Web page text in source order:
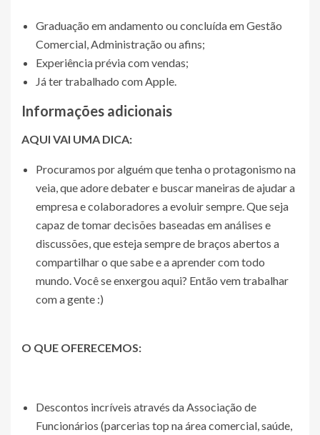
Graduação em andamento ou concluída em Gestão
Comercial, Administração ou afins;
Experiência prévia com vendas;
Já ter trabalhado com Apple.
Informações adicionais
AQUI VAI UMA DICA:
Procuramos por alguém que tenha o protagonismo na
veia, que adore debater e buscar maneiras de ajudar a
empresa e colaboradores a evoluir sempre. Que seja
capaz de tomar decisões baseadas em análises e
discussões, que esteja sempre de braços abertos a
compartilhar o que sabe e a aprender com todo
mundo. Você se enxergou aqui? Então vem trabalhar
com a gente :)
O QUE OFERECEMOS:
Descontos incríveis através da Associação de
Funcionários (parcerias top na área comercial, saúde,